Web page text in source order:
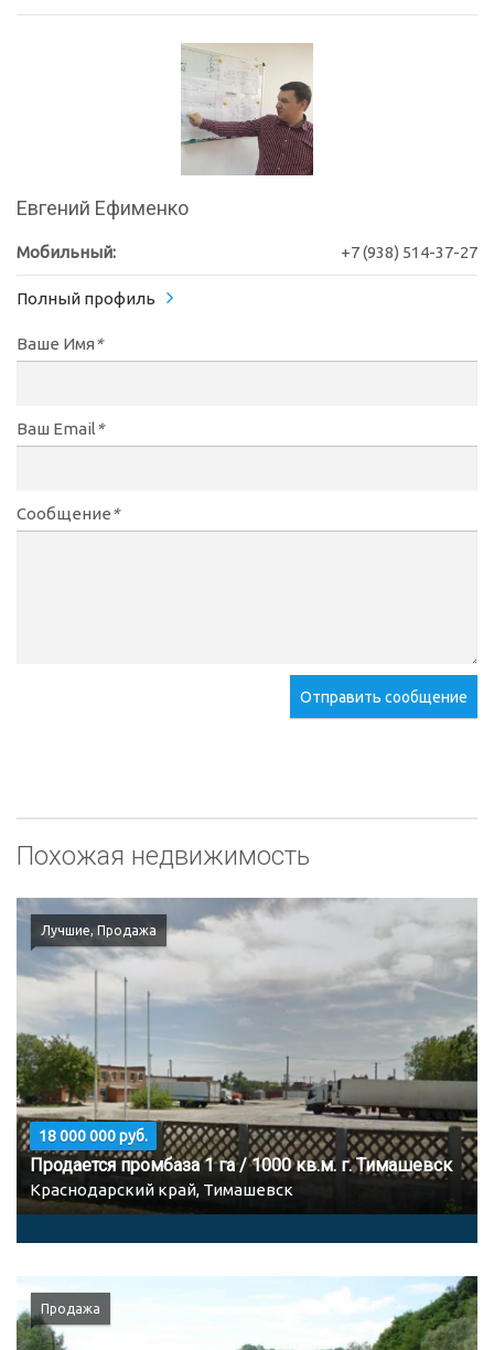
Евгений Ефименко
Мобильный: +7 (938) 514-37-27
Полный профиль
Ваше Имя*
Ваш Email*
Сообщение*
Отправить сообщение
Похожая недвижимость
Лучшие, Продажа
18 000 000 руб.
Продается промбаза 1 га / 1000 кв.м. г. Тимашевск
Краснодарский край, Тимашевск
Продажа